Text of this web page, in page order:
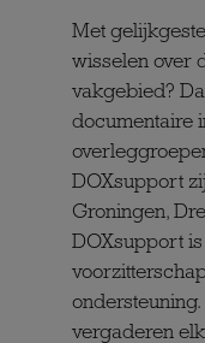
Met
wisselen over
vakgebied?
documentaire
DOXsupport
Groningen,
DOXsupport
vergaderen